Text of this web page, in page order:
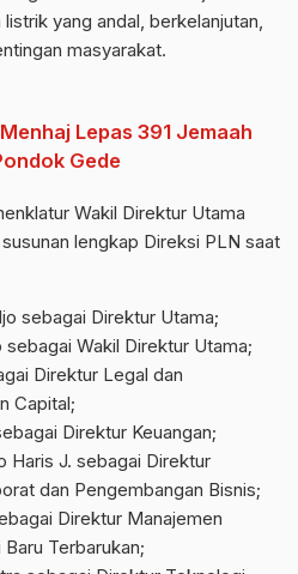
yang andal, berkelanjutan,
masyarakat.
Lepas 391 Jemaah
Gede
Wakil Direktur Utama
lengkap Direksi PLN saat
sebagai Direktur Utama;
sebagai Wakil Direktur Utama;
Direktur Legal dan
Capital;
Direktur Keuangan;
Haris J. sebagai Direktur
dan Pengembangan Bisnis;
Direktur Manajemen
Terbarukan;